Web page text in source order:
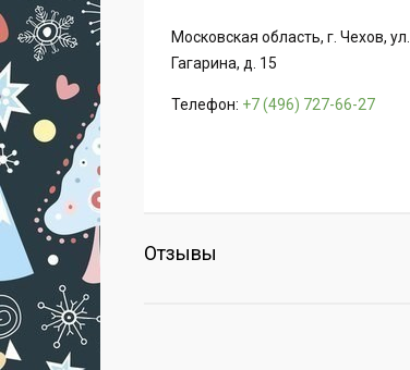
Московская область, г. Чехов, ул.
Гагарина, д. 15
Телефон: +7 (496) 727-66-27
Отзывы